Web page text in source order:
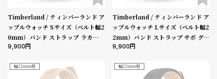
Timberland / ティンバーランド ア
ップルウォッチ Sサイズ（ベルト幅2
0mm）バンド ストラップ ラカンド
ン ダークブラウン レザー ［対応ケ
2mm（series10以降）］
9,900
Timberland / ティンバーランド ア
ップルウォッチ Lサイズ（ベルト幅2
2mm）バンド ストラップ サポ グリ
ーン ファブリック ガン ［対応ケー
mm、Ultra］
9,900
幅22mm用 幅22mm用